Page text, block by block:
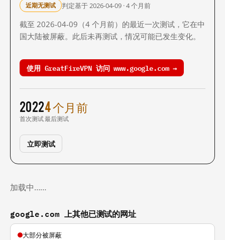
近期无测试 判定基于 2026-04-09 · 4 个月前
截至 2026-04-09（4 个月前）的最近一次测试，它在中
国大陆被屏蔽。此后未再测试，情况可能已发生变化。
使用 GreatFireVPN 访问 www.google.com →
2022
首次测试
4 个月前
最后测试
立即测试
加载中……
google.com 上其他已测试的网址
大部分被屏蔽